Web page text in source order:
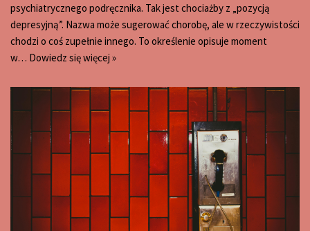
psychiatrycznego podręcznika. Tak jest chociażby z „pozycją
depresyjną”. Nazwa może sugerować chorobę, ale w rzeczywistości
chodzi o coś zupełnie innego. To określenie opisuje moment
w… Dowiedz się więcej »